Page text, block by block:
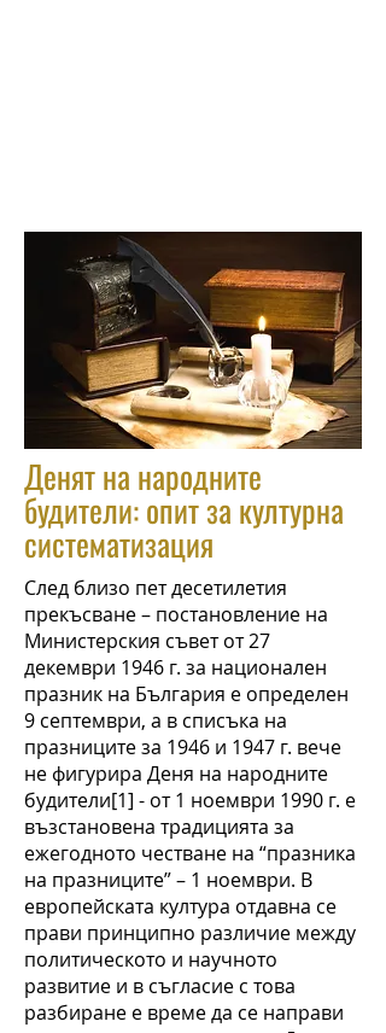
Денят на народните
будители: опит за културна
систематизация
След близо пет десетилетия
прекъсване – постановление на
Министерския съвет от 27
декември 1946 г. за национален
празник на България е определен
9 септември, а в списъка на
празниците за 1946 и 1947 г. вече
не фигурира Деня на народните
будители[1] - от 1 ноември 1990 г. е
възстановена традицията за
ежегодното честване на “празника
на празниците” – 1 ноември. В
европейската култура отдавна се
прави принципно различие между
политическото и научното
развитие и в съгласие с това
разбиране е време да се направи